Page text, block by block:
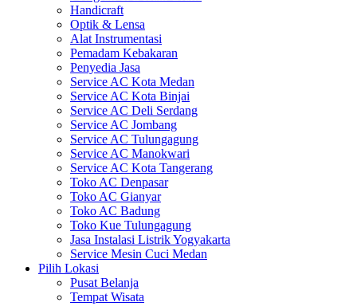
Handicraft
Optik & Lensa
Alat Instrumentasi
Pemadam Kebakaran
Penyedia Jasa
Service AC Kota Medan
Service AC Kota Binjai
Service AC Deli Serdang
Service AC Jombang
Service AC Tulungagung
Service AC Manokwari
Service AC Kota Tangerang
Toko AC Denpasar
Toko AC Gianyar
Toko AC Badung
Toko Kue Tulungagung
Jasa Instalasi Listrik Yogyakarta
Service Mesin Cuci Medan
Pilih Lokasi
Pusat Belanja
Tempat Wisata